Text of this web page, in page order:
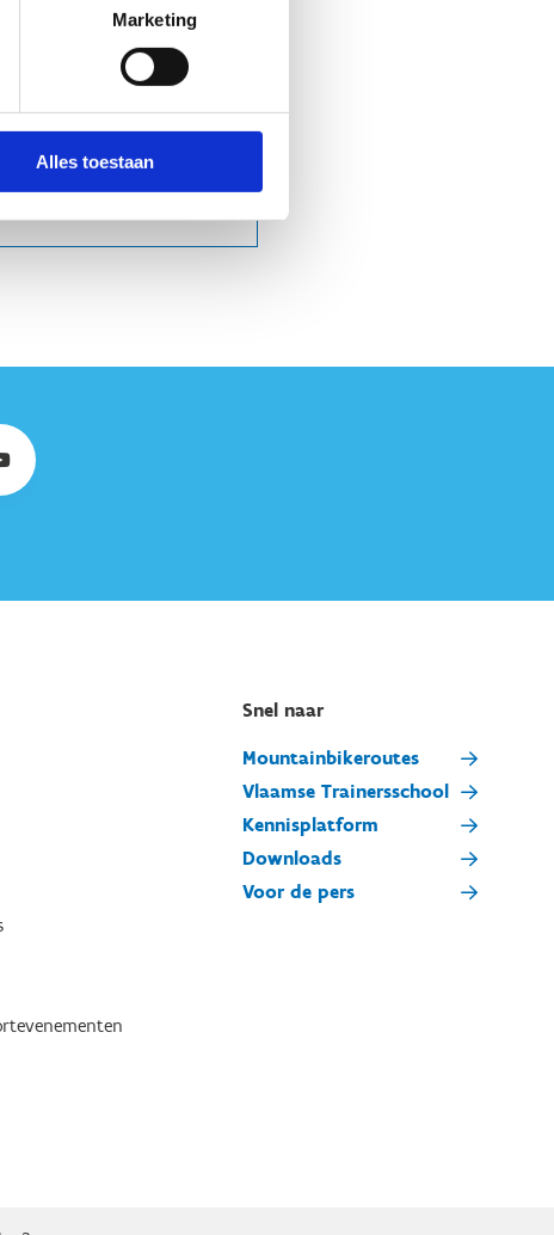
Marketing
Alles toestaan
Snel naar
Mountainbikeroutes
Vlaamse Trainersschool
Kennisplatform
Downloads
Voor de pers